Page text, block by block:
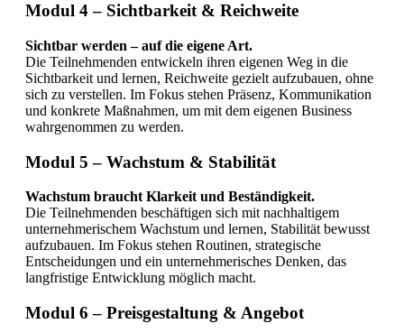
Modul 4 – Sichtbarkeit & Reichweite
Sichtbar werden – auf die eigene Art.
Die Teilnehmenden entwickeln ihren eigenen Weg in die
Sichtbarkeit und lernen, Reichweite gezielt aufzubauen, ohne
sich zu verstellen. Im Fokus stehen Präsenz, Kommunikation
und konkrete Maßnahmen, um mit dem eigenen Business
wahrgenommen zu werden.
Modul 5 – Wachstum & Stabilität
Wachstum braucht Klarkeit und Beständigkeit.
Die Teilnehmenden beschäftigen sich mit nachhaltigem
unternehmerischem Wachstum und lernen, Stabilität bewusst
aufzubauen. Im Fokus stehen Routinen, strategische
Entscheidungen und ein unternehmerisches Denken, das
langfristige Entwicklung möglich macht.
Modul 6 – Preisgestaltung & Angebot